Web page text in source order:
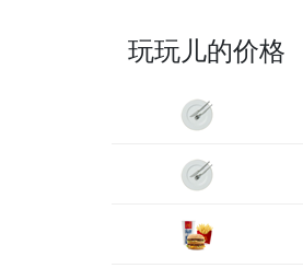
玩玩儿的价格